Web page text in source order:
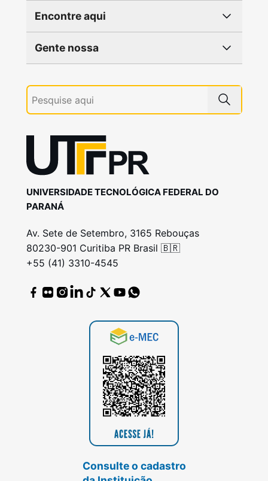
Encontre aqui
Gente nossa
UNIVERSIDADE TECNOLÓGICA FEDERAL DO
PARANÁ
Av. Sete de Setembro, 3165 Rebouças
80230-901 Curitiba PR Brasil 🇧🇷
+55 (41) 3310-4545
Consulte o cadastro